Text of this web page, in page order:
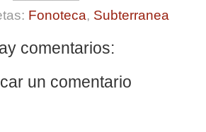
Fonoteca, Subterranea
comentarios:
un comentario